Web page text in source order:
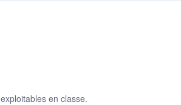
en classe.